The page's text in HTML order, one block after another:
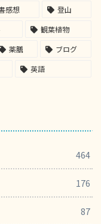
感想
登山
観葉植物
薬膳
ブログ
英語
464
176
87